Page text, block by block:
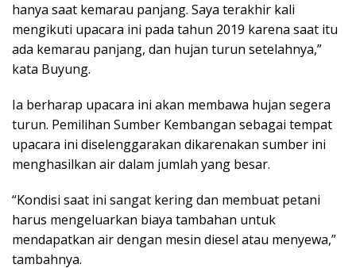
hanya saat kemarau panjang. Saya terakhir kali
mengikuti upacara ini pada tahun 2019 karena saat itu
ada kemarau panjang, dan hujan turun setelahnya,”
kata Buyung.
Ia berharap upacara ini akan membawa hujan segera
turun. Pemilihan Sumber Kembangan sebagai tempat
upacara ini diselenggarakan dikarenakan sumber ini
menghasilkan air dalam jumlah yang besar.
“Kondisi saat ini sangat kering dan membuat petani
harus mengeluarkan biaya tambahan untuk
mendapatkan air dengan mesin diesel atau menyewa,”
tambahnya.